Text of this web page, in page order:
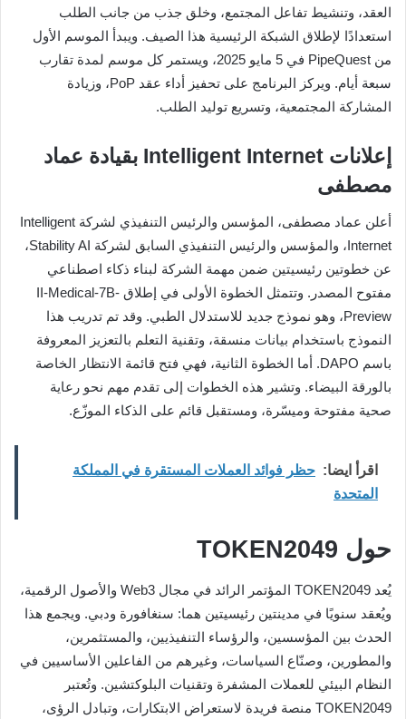
العقد، وتنشيط تفاعل المجتمع، وخلق جذب من جانب الطلب
استعدادًا لإطلاق الشبكة الرئيسية هذا الصيف. ويبدأ الموسم الأول
من PipeQuest في 5 مايو 2025، ويستمر كل موسم لمدة تقارب
سبعة أيام. ويركز البرنامج على تحفيز أداء عقد PoP، وزيادة
المشاركة المجتمعية، وتسريع توليد الطلب.
إعلانات Intelligent Internet بقيادة عماد
مصطفى
أعلن عماد مصطفى، المؤسس والرئيس التنفيذي لشركة Intelligent
Internet، والمؤسس والرئيس التنفيذي السابق لشركة Stability AI،
عن خطوتين رئيسيتين ضمن مهمة الشركة لبناء ذكاء اصطناعي
مفتوح المصدر. وتتمثل الخطوة الأولى في إطلاق II-Medical-7B-
Preview، وهو نموذج جديد للاستدلال الطبي. وقد تم تدريب هذا
النموذج باستخدام بيانات منسقة، وتقنية التعلم بالتعزيز المعروفة
باسم DAPO. أما الخطوة الثانية، فهي فتح قائمة الانتظار الخاصة
بالورقة البيضاء. وتشير هذه الخطوات إلى تقدم مهم نحو رعاية
صحية مفتوحة وميسّرة، ومستقبل قائم على الذكاء الموزّع.
اقرأ ايضا: حظر فوائد العملات المستقرة في المملكة
المتحدة
حول TOKEN2049
يُعد TOKEN2049 المؤتمر الرائد في مجال Web3 والأصول الرقمية،
ويُعقد سنويًا في مدينتين رئيسيتين هما: سنغافورة ودبي. ويجمع هذا
الحدث بين المؤسسين، والرؤساء التنفيذيين، والمستثمرين،
والمطورين، وصنّاع السياسات، وغيرهم من الفاعلين الأساسيين في
النظام البيئي للعملات المشفرة وتقنيات البلوكتشين. وتُعتبر
TOKEN2049 منصة فريدة لاستعراض الابتكارات، وتبادل الرؤى،